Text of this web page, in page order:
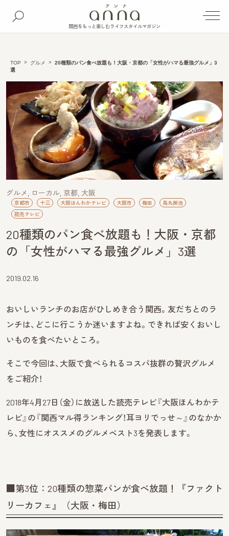
関西をもっと楽しむライフスタイルマガジン
TOP グルメ
20種類のパン食べ放題も！大阪・京都の「女性がハマる最強グルメ」3
選
グルメ ローカル 京都 大阪
京都市 十三 大阪ほんわかテレビ 大阪市 梅田
烏丸御池
読売テレビ
20種類のパン食べ放題も！大阪・京都
の「女性がハマる最強グルメ」3選
2019.02.16
おいしいランチのお店がひしめき合う関西。友だちとのラ
ンチは、どこに行こうか迷いますよね。できれば安くおいし
いものを食べたいところ。
そこで今回は、大阪で食べられるコスパ抜群の贅沢グルメ
をご紹介！
2018年4月27日（金）に放送した読売テレビ『大阪ほんわかテ
レビ』の『関西マル得ランキング！耳ヨリでっせ～』のなかか
ら、女性にオススメのグルメベスト3を発表します。
■第3位：20種類の惣菜パンが食べ放題！『ファクト
リーカフェ』（大阪・梅田）